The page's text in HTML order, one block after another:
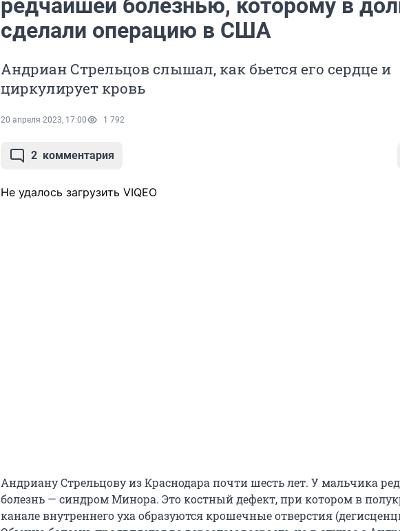
редчайшей болезнью, которому в
сделали операцию в США
Андриан Стрельцов слышал, как бьется его сердце и
циркулирует кровь
20 апреля 2023, 17:00 1 792
2 комментария
Не удалось загрузить VIQEO
Андриану Стрельцову из Краснодара почти шесть лет. У мальчика
болезнь — синдром Минора. Это костный дефект, при котором в
канале внутреннего уха образуются крошечные отверстия